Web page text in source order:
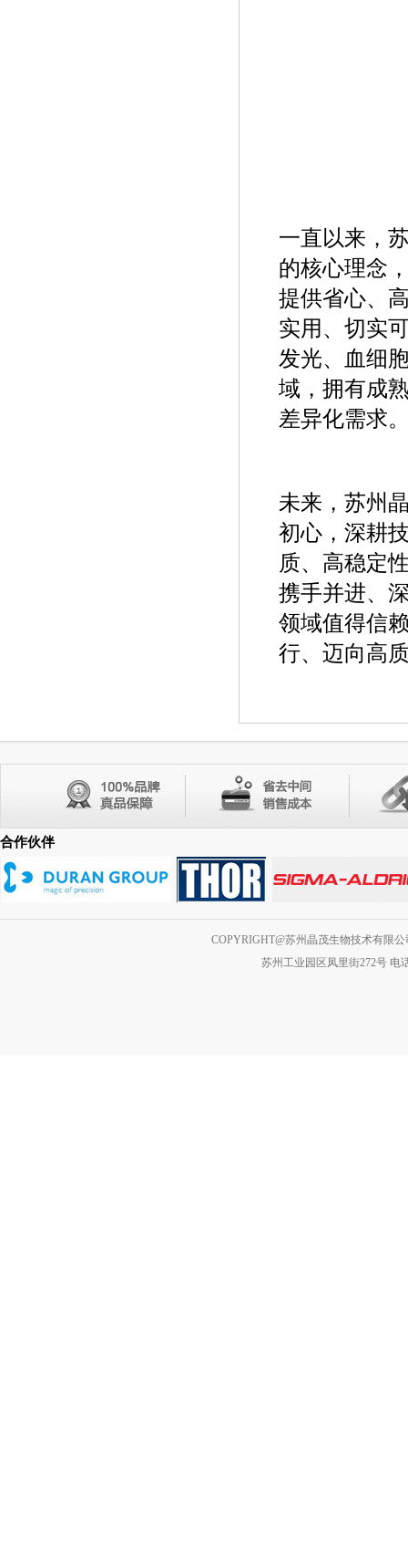
一直以来，
的核心理念
提供省心、
实用、切实
发光、血细
域，拥有成
差异化需求
未来，苏州
初心，深耕
质、高稳定
携手并进、
领域值得信
行、迈向高
合作伙伴
COPYRIGHT@苏州晶茂生物技术有限
苏州工业园区凤里街272号 电